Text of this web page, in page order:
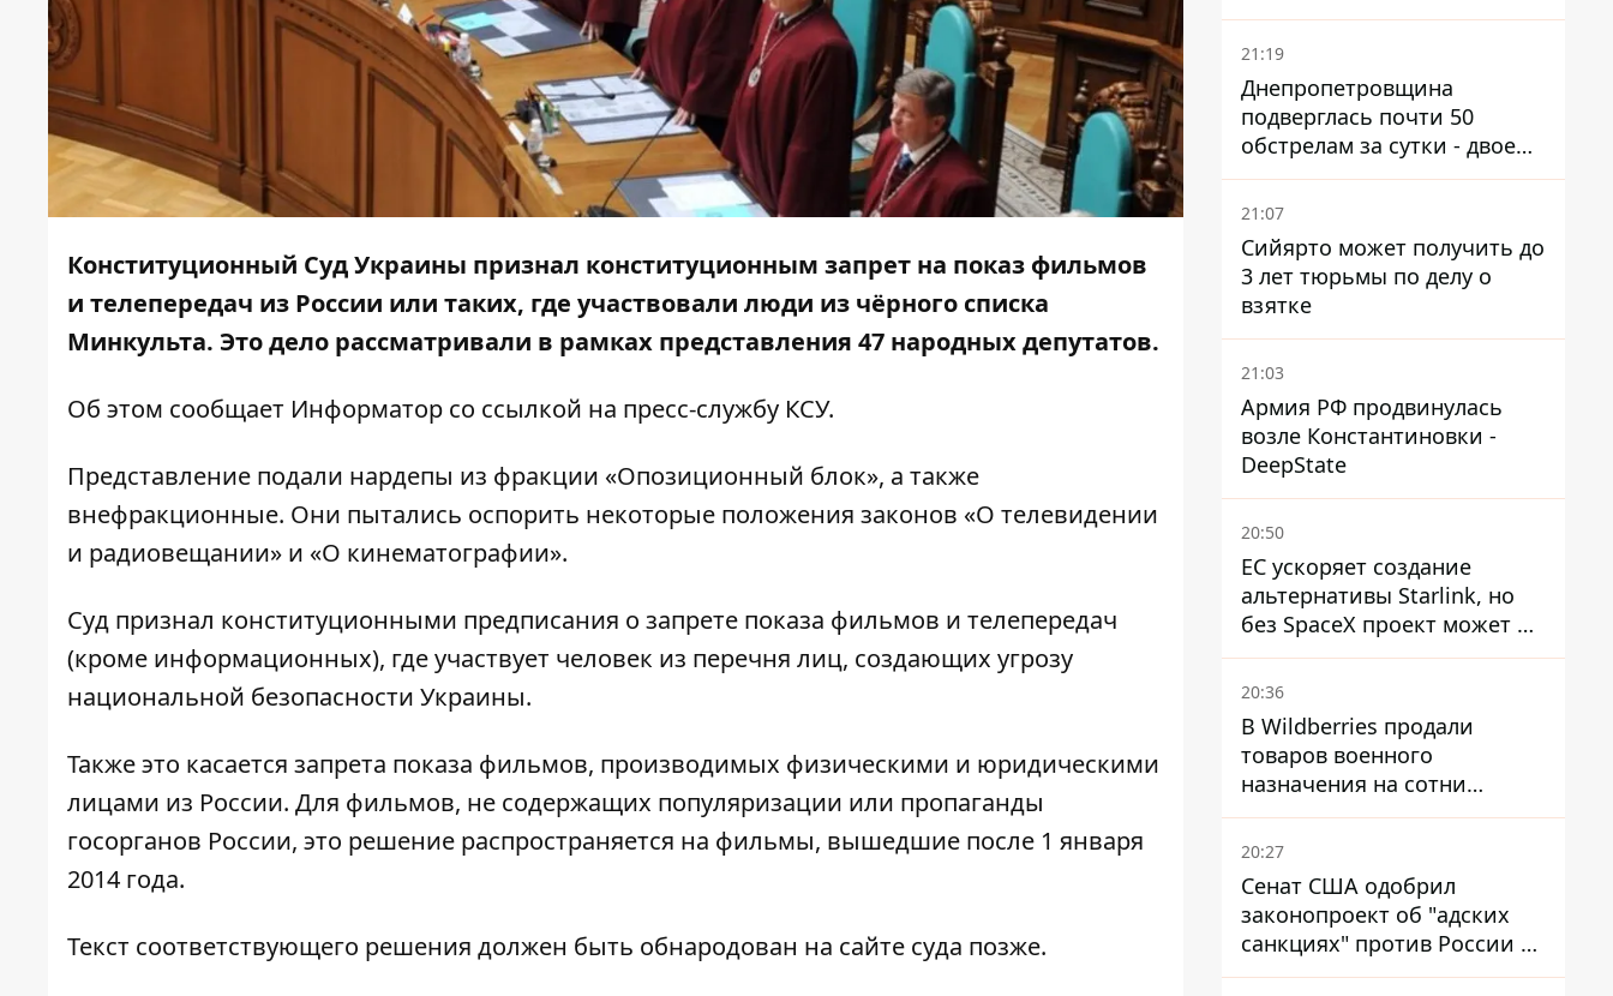
Конституционный Суд Украины признал конституционным запрет на показ фильмов
и телепередач из России или таких, где участвовали люди из чёрного списка
Минкульта. Это дело рассматривали в рамках представления 47 народных депутатов.
Об этом сообщает Информатор со ссылкой на пресс-службу КСУ.
Представление подали нардепы из фракции «Опозиционный блок», а также
внефракционные. Они пытались оспорить некоторые положения законов «О телевидении
и радиовещании» и «О кинематографии».
Суд признал конституционными предписания о запрете показа фильмов и телепередач
(кроме информационных), где участвует человек из перечня лиц, создающих угрозу
национальной безопасности Украины.
Также это касается запрета показа фильмов, производимых физическими и юридическими
лицами из России. Для фильмов, не содержащих популяризации или пропаганды
госорганов России, это решение распространяется на фильмы, вышедшие после 1 января
2014 года.
Текст соответствующего решения должен быть обнародован на сайте суда позже.
21:19
Днепропетровщина
подверглась почти 50
обстрелам за сутки - двое
погибших, шесть
пострадавших
21:07
Сийярто может получить до
3 лет тюрьмы по делу о
взятке
21:03
Армия РФ продвинулась
возле Константиновки -
DeepState
20:50
ЕС ускоряет создание
альтернативы Starlink, но
без SpaceX проект может не
обойтись
20:36
В Wildberries продали
товаров военного
назначения на сотни
миллионов, но удары ВСУ
изменили ситуацию
20:27
Сенат США одобрил
законопроект об "адских
санкциях" против России и
Ирана